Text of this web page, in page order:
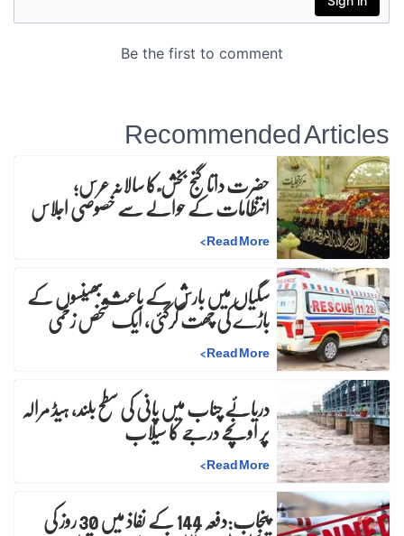
Recommended Articles
حضرت داتا گنج بخش ؒ کا سالانہ عرس;
انتظامات کے حوالے سے خصوصی اجلاس
Read More
>
سگیاں میں بارش کے باعث بھینسوں کے
باڑے کی چھت گرگئی، ایک شخص زخمی
Read More
>
دریائے چناب میں پانی کی سطح بلند، ہیڈ مرالہ
پر اونچے درجے کا سیلاب
Read More
>
پنجاب:دفعہ 144 کے نفاذ میں 30 روز کی